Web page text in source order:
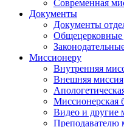
Современная
Документы
Документы
Общецерковные
Миссионеру
Внутренняя
Внешняя миссия
Миссионерская
Видео и другие
Преподавателю